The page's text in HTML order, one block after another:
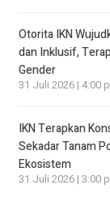
Otorita IKN
dan Inklusif,
Gender
31 Juli 2026 | 4:00
IKN Terapkan
Sekadar Tanam
Ekosistem
31 Juli 2026 | 3:00